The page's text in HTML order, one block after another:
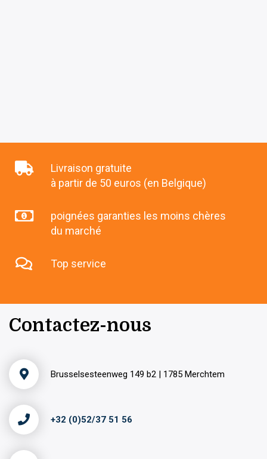
Livraison gratuite
à partir de 50 euros (en Belgique)
poignées garanties les moins chères
du marché
Top service
Contactez-nous
Brusselsesteenweg 149 b2 | 1785 Merchtem
+32 (0)52/37 51 56